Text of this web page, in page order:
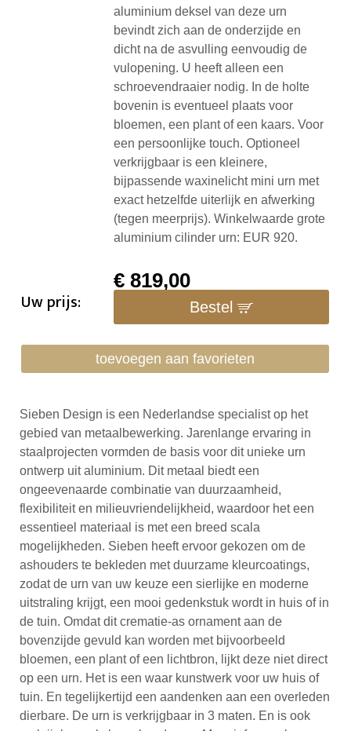
aluminium deksel van deze urn
bevindt zich aan de onderzijde en
dicht na de asvulling eenvoudig de
vulopening. U heeft alleen een
schroevendraaier nodig. In de holte
bovenin is eventueel plaats voor
bloemen, een plant of een kaars. Voor
een persoonlijke touch. Optioneel
verkrijgbaar is een kleinere,
bijpassende waxinelicht mini urn met
exact hetzelfde uiterlijk en afwerking
(tegen meerprijs). Winkelwaarde grote
aluminium cilinder urn: EUR 920.
Uw prijs:
€819,00
Bestel
toevoegen aan favorieten
Sieben Design is een Nederlandse specialist op het
gebied van metaalbewerking. Jarenlange ervaring in
staalprojecten vormden de basis voor dit unieke urn
ontwerp uit aluminium. Dit metaal biedt een
ongeevenaarde combinatie van duurzaamheid,
flexibiliteit en milieuvriendelijkheid, waardoor het een
essentieel materiaal is met een breed scala
mogelijkheden. Sieben heeft ervoor gekozen om de
ashouders te bekleden met duurzame kleurcoatings,
zodat de urn van uw keuze een sierlijke en moderne
uitstraling krijgt, een mooi gedenkstuk wordt in huis of in
de tuin. Omdat dit crematie-as ornament aan de
bovenzijde gevuld kan worden met bijvoorbeeld
bloemen, een plant of een lichtbron, lijkt deze niet direct
op een urn. Het is een waar kunstwerk voor uw huis of
tuin. En tegelijkertijd een aandenken aan een overleden
dierbare. De urn is verkrijgbaar in 3 maten. En is ook